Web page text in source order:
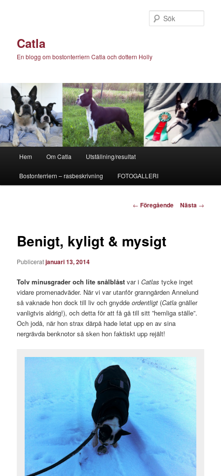
Catla
En blogg om bostonterriern Catla och dottern Holly
Hem Om Catla Utställning/resultat
Bostonterriern – rasbeskrivning FOTOGALLERI
Inläggsnavigering
← Föregående Nästa →
Benigt, kyligt & mysigt
Publiceratjanuari 13, 2014
Tolv minusgrader och lite snålblåst var iCatlas tycke inget
vidare promenadväder. När vi var utanför granngården Annelund
så vaknade hon dock till liv och gnyddeordentligt (Catla gnäller
vanligtvis aldrig!), och detta för att få gå till sitt ”hemliga ställe”.
Och jodå, när hon strax därpå hade letat upp en av sina
nergrävda benknotor så sken hon faktiskt upp rejält!